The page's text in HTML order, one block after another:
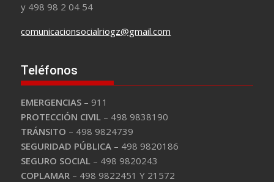
y 498 98 2 04 54
comunicacionsocialriogz@gmail.com
Teléfonos
EMERGENCIAS – 911
PROTECCIÓN CIVIL – 498 9838190
TRÁNSITO – 498 9824739
SEGURIDAD PÚBLICA – 498 9820186
SEGURO SOCIAL – 498 9820243
COPLAMAR – 498 9822451 Y 21572